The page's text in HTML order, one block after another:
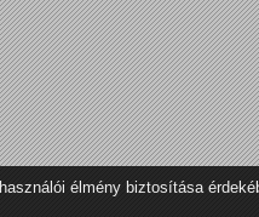
élmény biztosítása